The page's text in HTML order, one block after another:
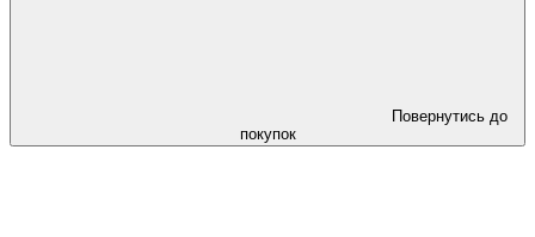
Повернутись до
покупок